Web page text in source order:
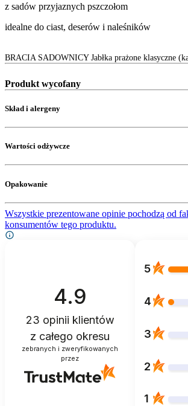
z sadów przyjaznych pszczołom
idealne do ciast, deserów i naleśników
BRACIA SADOWNICY Jabłka prażone klasyczne
Produkt wycofany
Skład i alergeny
Wartości odżywcze
Opakowanie
Wszystkie prezentowane opinie pochodzą od
konsumentów tego produktu.
4.9
23 opinii klientów
z całego okresu
zebranych i zweryfikowanych
przez
5
4
3
2
1